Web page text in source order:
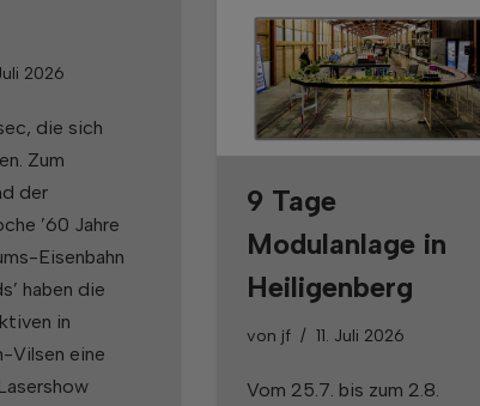
2026
die sich
Zum
der
’60 Jahre
Eisenbahn
haben die
in
Vilsen eine
9 Tage
Modulanlage in
Heiligenberg
von jf 11. Juli 2026
Vom 25.7. bis zum 2.8.